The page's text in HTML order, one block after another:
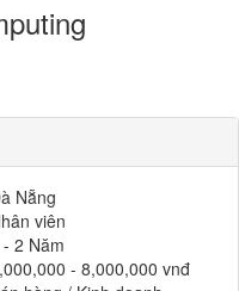
Nẵng
viên
- 2 Năm
- 8,000,000 vnđ